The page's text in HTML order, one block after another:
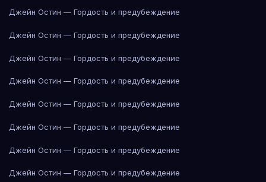
Джейн Остин — Гордость и предубеждение
Джейн Остин — Гордость и предубеждение
Джейн Остин — Гордость и предубеждение
Джейн Остин — Гордость и предубеждение
Джейн Остин — Гордость и предубеждение
Джейн Остин — Гордость и предубеждение
Джейн Остин — Гордость и предубеждение
Джейн Остин — Гордость и предубеждение